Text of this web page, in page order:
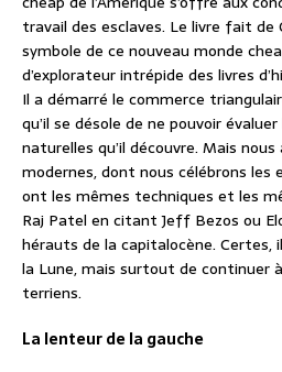
travail des esclaves. Le livre fait de
symbole de ce nouveau monde
d’explorateur intrépide des livres
Il a démarré le commerce
qu’il se désole de ne pouvoir
naturelles qu’il découvre. Mais
modernes, dont nous célébrons les
ont les mêmes techniques et les
Raj Patel en citant Jeff Bezos ou
hérauts de la capitalocène. Certes,
la Lune, mais surtout de continuer
terriens.
La lenteur de la gauche